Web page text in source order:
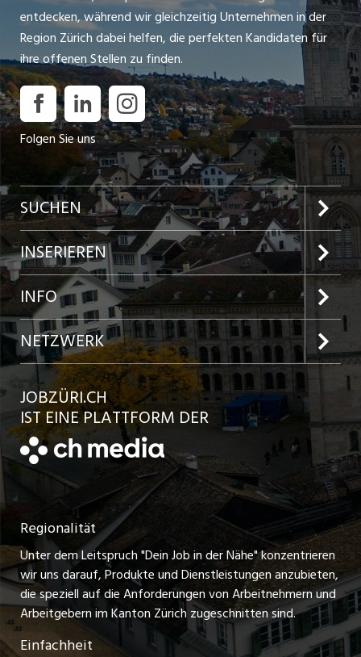
entdecken, während wir gleichzeitig Unternehmen in der
Region Zürich dabei helfen, die perfekten Kandidaten für
ihre offenen Stellen zu finden.
Folgen Sie uns
SUCHEN
Jobs im Kanton Zürich
Jobs in der Stadt Zürich
Jobs in der Stadt Winterthur
Jobs in der Stadt Bülach
Jobs in der Stadt Uster
Jobs in der Stadt Horgen
Festanstellungen
Temporäre Jobs
Freelance Jobs
Praktikum-Jobs
Lehrstellen
INSERIEREN
Preise und Leistungen
Inserat aufgeben
Kundenlogin
Schnittstelle
INFO
Team
Ratgeber
AGB
Datenschutzerklärung
Nutzungsbedingungen
Impressum
Stellenmeldepflicht
NETZWERK
jobbasel.ch
jobbern.ch
jobmittelland.ch
zentraljob.ch
myjob.ch
schaffu.ch (VS)
ajourjob.ch
JOBZÜRI.CH
IST EINE PLATTFORM DER
Regionalität
Unter dem Leitspruch "Dein Job in der Nähe" konzentrieren
wir uns darauf, Produkte und Dienstleistungen anzubieten,
die speziell auf die Anforderungen von Arbeitnehmern und
Arbeitgebern im Kanton Zürich zugeschnitten sind.
Einfachheit